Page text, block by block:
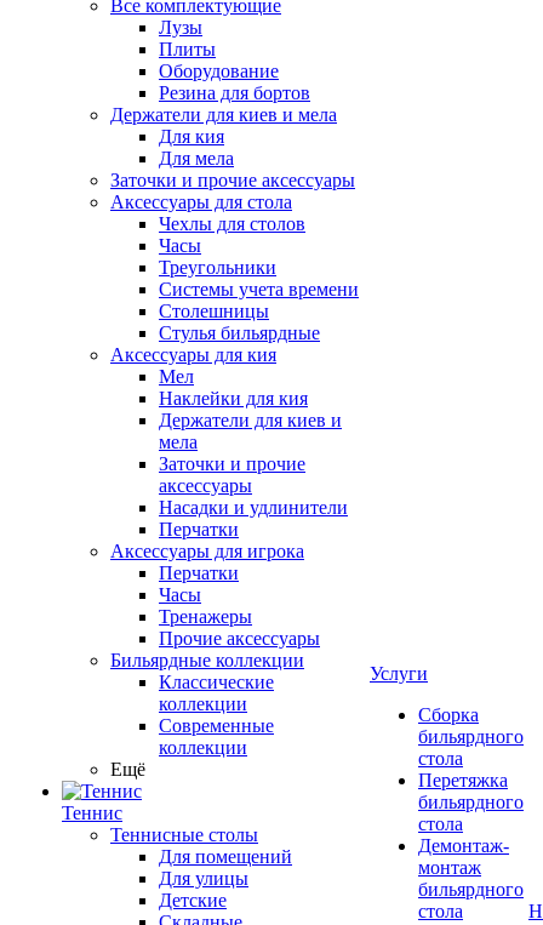
Все комплектующие
Лузы
Плиты
Оборудование
Резина для бортов
Держатели для киев и мела
Для кия
Для мела
Заточки и прочие аксессуары
Аксессуары для стола
Чехлы для столов
Часы
Треугольники
Системы учета времени
Столешницы
Стулья бильярдные
Аксессуары для кия
Мел
Наклейки для кия
Держатели для киев и
мела
Заточки и прочие
аксессуары
Насадки и удлинители
Перчатки
Аксессуары для игрока
Перчатки
Часы
Тренажеры
Прочие аксессуары
Бильярдные коллекции
Классические
коллекции
Современные
коллекции
Ещё
Теннис
Теннисные столы
Для помещений
Для улицы
Детские
Услуги
Сборка
бильярдного
стола
Перетяжка
бильярдного
стола
Демонтаж-
монтаж
бильярдного
стола